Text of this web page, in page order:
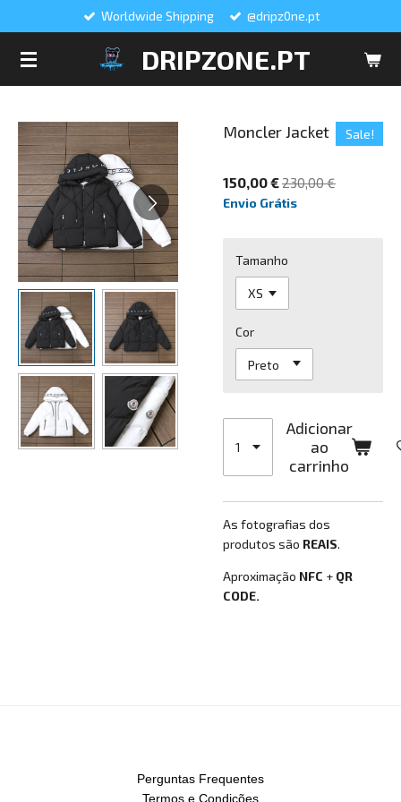
DRIPZONE.PT
Worldwide Shipping @dripz0ne.pt
Moncler Jacket Sale!
150,00 €230,00 €
Envio Grátis
Tamanho
Cor
Adicionar
ao
carrinho
As fotografias dos
produtos são REAIS.
Aproximação NFC + QR
CODE.
Perguntas Frequentes
Termos e Condições